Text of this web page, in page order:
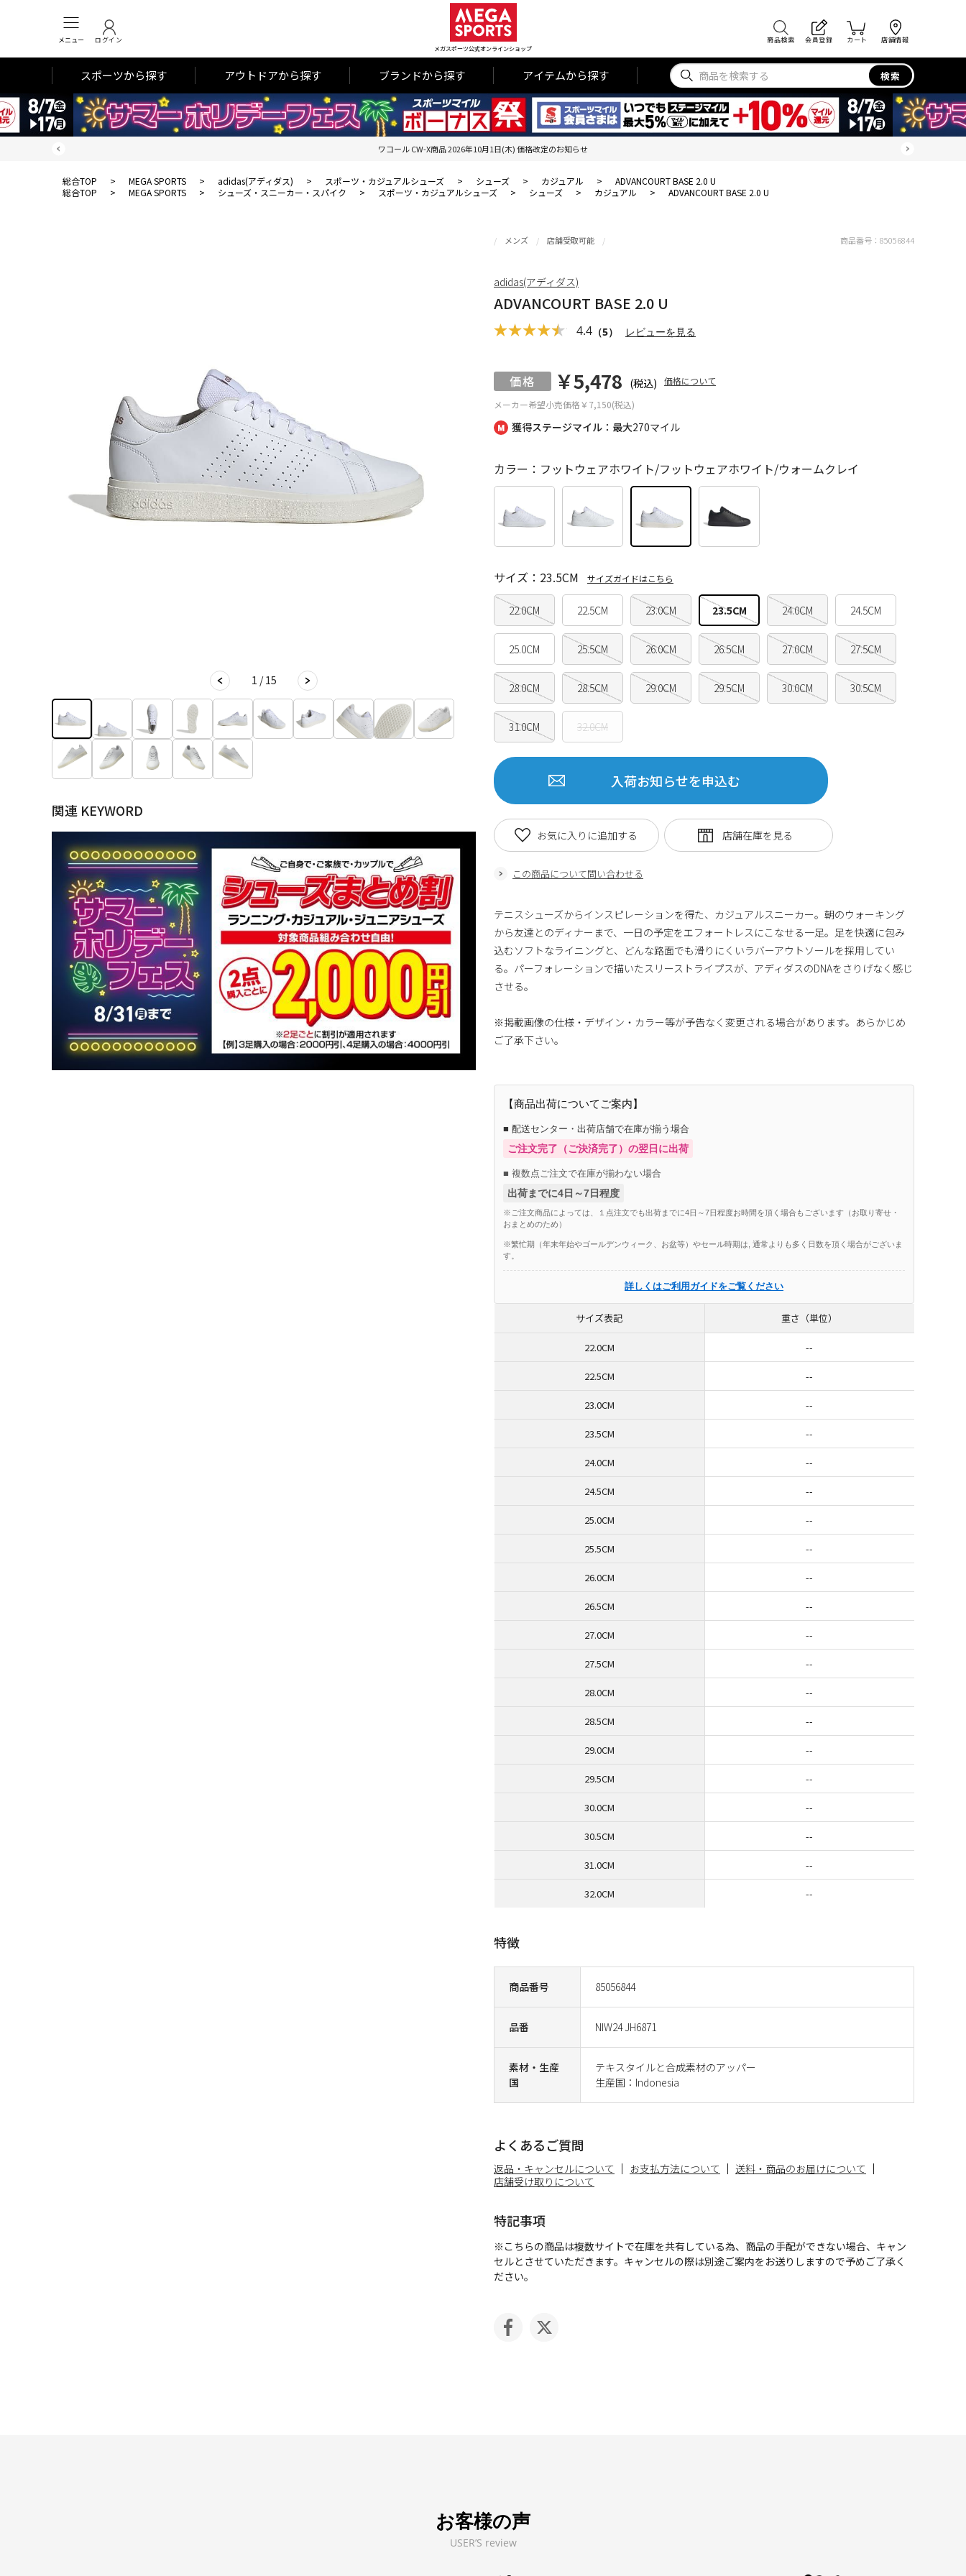
メニュー ログイン
メガスポーツ公式オンラインショップ
商品検索 会員登録 カート 店舗情報
スポーツから探す アウトドアから探す ブランドから探す アイテムから探す 検索
ワコール CW-X商品 2026年10月1日(木) 価格改定のお知らせ
総合TOP > MEGA SPORTS > adidas(アディダス) > スポーツ・カジュアルシューズ > シューズ > カジュアル >
ADVANCOURT BASE 2.0 U
総合TOP
> MEGA SPORTS > シューズ・スニーカー・スパイク > スポーツ・カジュアルシューズ > シューズ > カジュアル > ADVANCOURT BASE 2.0 U
1 / 15
関連 KEYWORD
獲得ステージマイル：最大270マイル
メンズ 店舗受取可能
ADVANCOURT BASE 2.0 U
4.4 （5） レビューを見る
メーカー希望小売価格￥7,150(税込)
￥5,478 (税込) 価格について
商品番号 85056844
品番 NIW24 JH6871
素材・生産
国
テキスタイルと合成素材のアッパー
生産国：Indonesia
カラー：フットウェアホワイト/フットウェアホワイト/ウォームクレイ
22.0CM 22.5CM 23.0CM 23.5CM 24.0CM 24.5CM
25.0CM 25.5CM 26.0CM 26.5CM 27.0CM 27.5CM
28.0CM 28.5CM 29.0CM 29.5CM 30.0CM 30.5CM
31.0CM 32.0CM
サイズ：23.5CM サイズガイドはこちら
入荷お知らせを申込む
この商品について問い合わせる
お気に入りに追加する
商品番号： 85056844
adidas(アディダス)
テニスシューズからインスピレーションを得た、カジュアルスニーカー。朝のウォーキング
から友達とのディナーまで、一日の予定をエフォートレスにこなせる一足。足を快適に包み
込むソフトなライニングと、どんな路面でも滑りにくいラバーアウトソールを採用してい
る。パーフォレーションで描いたスリーストライプスが、アディダスのDNAをさりげなく感じ
させる。
※掲載画像の仕様・デザイン・カラー等が予告なく変更される場合があります。あらかじめ
ご了承下さい。
【商品出荷についてご案内】
■ 配送センター・出荷店舗で在庫が揃う場合
ご注文完了（ご決済完了）の翌日に出荷
■ 複数点ご注文で在庫が揃わない場合
出荷までに4日～7日程度
※ご注文商品によっては、１点注文でも出荷までに4日～7日程度お時間を頂く場合もございます（お取り寄せ・
おまとめのため）
※繁忙期（年末年始やゴールデンウィーク、お盆等）やセール時期は, 通常よりも多く日数を頂く場合がございま
す。
詳しくはご利用ガイドをご覧ください
特徴
よくあるご質問
返品・キャンセルについて お支払方法について
送料・商品のお届けについて
店舗受け取りについて
特記事項
※こちらの商品は複数サイトで在庫を共有している為、商品の手配ができない場合、キャン
セルとさせていただきます。キャンセルの際は別途ご案内をお送りしますので予めご了承く
ださい。
サイズ表記 重さ（単位）
22.0CM --
22.5CM --
23.0CM --
23.5CM --
24.0CM --
24.5CM --
25.0CM --
25.5CM --
26.0CM --
26.5CM --
27.0CM --
27.5CM --
28.0CM --
28.5CM --
29.0CM --
29.5CM --
30.0CM --
30.5CM --
31.0CM --
32.0CM --
お客様の声
USER’S review